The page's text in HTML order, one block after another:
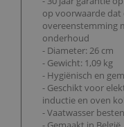
op voorwaarde
overeenstemming
onderhoud
- Diameter: 26 cm
- Gewicht: 1,09 kg
- Hygiënisch en
- Geschikt voor
inductie en oven
- Vaatwasser